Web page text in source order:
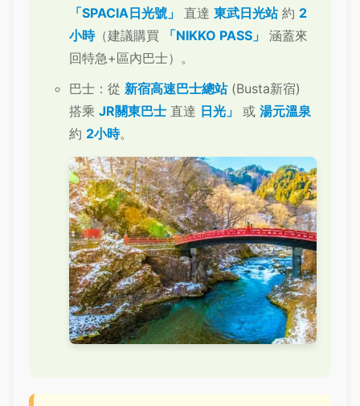
「SPACIA日光號」
直達 東武日光站約 2
小時（建議購買 「NIKKO PASS」
涵蓋來
回特急+區內巴士）。
巴士：從 新宿高速巴士總站(Busta新宿)
搭乘 JR關東巴士 直達 日光」 或 湯元溫泉
約 2小時。